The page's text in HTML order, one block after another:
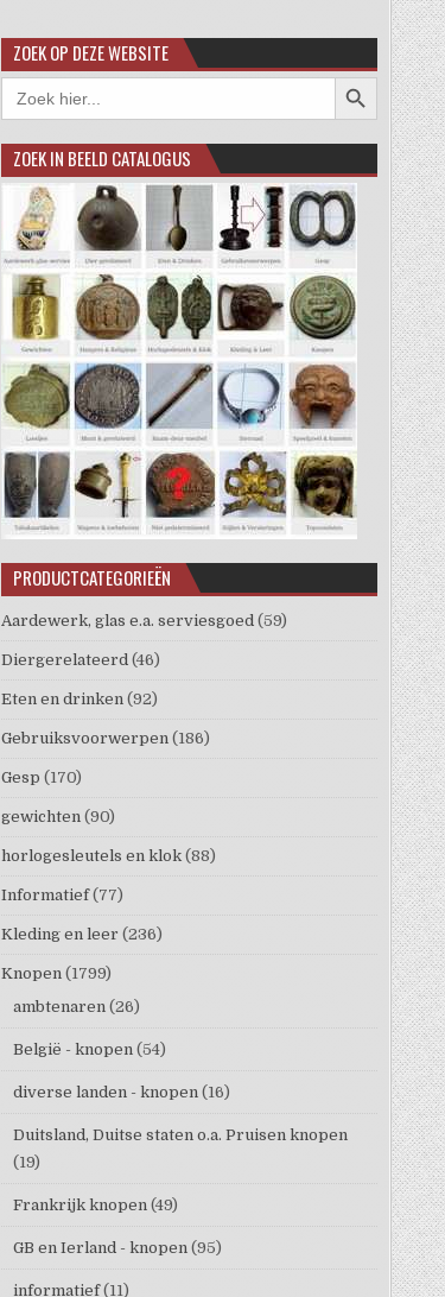
ZOEK OP DEZE WEBSITE
Zoek
naar:
Zoekknop
ZOEK IN BEELD CATALOGUS
PRODUCTCATEGORIEËN
Aardewerk, glas e.a. serviesgoed (59)
Diergerelateerd (46)
Eten en drinken (92)
Gebruiksvoorwerpen (186)
Gesp (170)
gewichten (90)
horlogesleutels en klok (88)
Informatief (77)
Kleding en leer (236)
Knopen (1799)
ambtenaren (26)
België - knopen (54)
diverse landen - knopen (16)
Duitsland, Duitse staten o.a. Pruisen knopen
(19)
Frankrijk knopen (49)
GB en Ierland - knopen (95)
informatief (11)